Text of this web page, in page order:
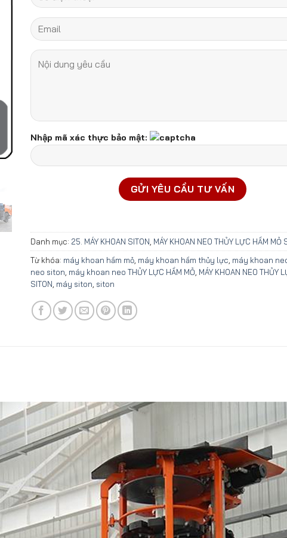
Nhập mã xác thực bảo mật:
Danh mục: 25. MÁY KHOAN SITON MÁY KHOAN NEO THỦY LỰC HẦM MỎ
Từ khóa: máy khoan hầm mỏ máy khoan hầm thủy lực máy khoan
neo siton máy khoan neo THỦY LỰC HẦM MỎ MÁY KHOAN NEO THỦY
SITON máy siton siton